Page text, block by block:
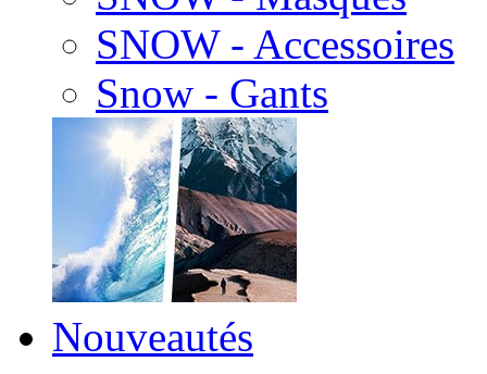
SNOW - Accessoires
Snow - Gants
Nouveautés